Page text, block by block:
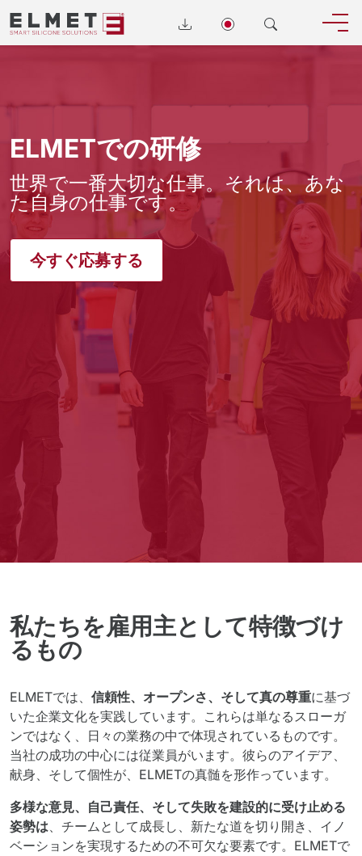
ELMETでの研修
世界で一番大切な仕事。それは、あな
た自身の仕事です。
今すぐ応募する
私たちを雇用主として特徴づけ
るもの
ELMETでは、 信頼性、オープンさ、そして真の尊重に基づ
いた企業文化を実践しています。これらは単なるスローガ
ンではなく、日々の業務の中で体現されているものです。
当社の成功の中心には従業員がいます。彼らのアイデア、
献身、そして個性が、ELMETの真髄を形作っています。
多様な意見、自己責任、そして失敗を建設的に受け止める
姿勢は、チームとして成長し、新たな道を切り開き、イノ
ベーションを実現するための不可欠な要素です。ELMETで